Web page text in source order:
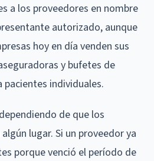
a los proveedores en nombre
autorizado, aunque
hoy en día venden sus
y bufetes de
pacientes individuales.
de que los
lugar. Si un proveedor ya
porque venció el período de